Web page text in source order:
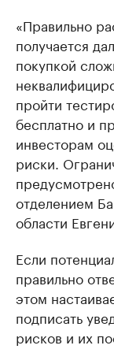
«Правильно
получается
покупкой
пройти
бесплатно и
инвесторам
риски.
отделением
области
Если
правильно
этом
подписать
рисков и их